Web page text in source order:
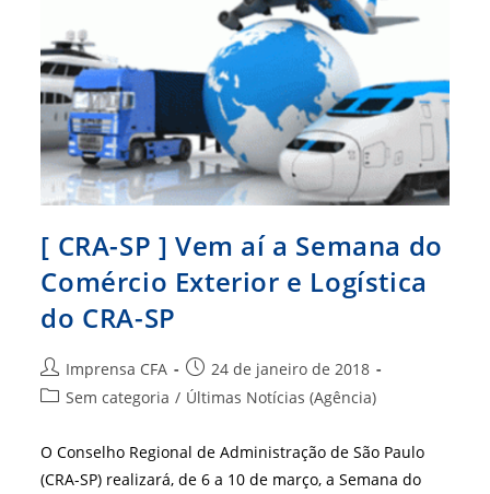
[ CRA-SP ] Vem aí a Semana do
Comércio Exterior e Logística
do CRA-SP
Autor
do
Imprensa CFA
Post
publicado:
24 de janeiro de 2018
Categoria
Sem categoria / Últimas Notícias (Agência)
O Conselho Regional de Administração de São Paulo
(CRA-SP) realizará, de 6 a 10 de março, a Semana do